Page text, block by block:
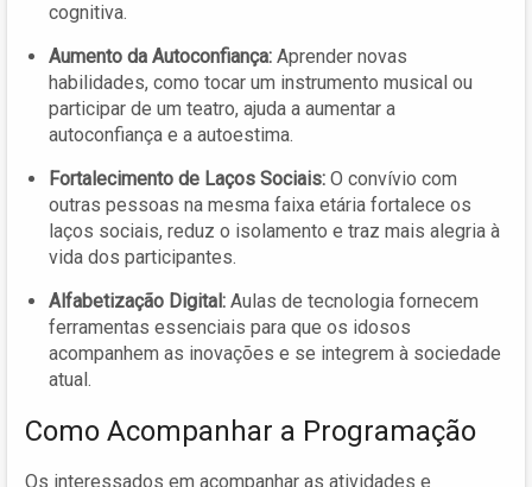
cognitiva.
Aumento da Autoconfiança: Aprender novas
habilidades, como tocar um instrumento musical ou
participar de um teatro, ajuda a aumentar a
autoconfiança e a autoestima.
Fortalecimento de Laços Sociais: O convívio com
outras pessoas na mesma faixa etária fortalece os
laços sociais, reduz o isolamento e traz mais alegria à
vida dos participantes.
Alfabetização Digital: Aulas de tecnologia fornecem
ferramentas essenciais para que os idosos
acompanhem as inovações e se integrem à sociedade
atual.
Como Acompanhar a Programação
Os interessados em acompanhar as atividades e